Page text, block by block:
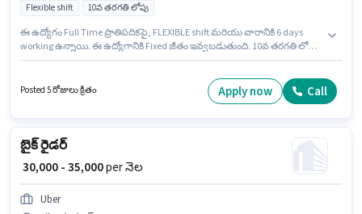
Flexible shift 10వ తరగతి లోపు
ఈ ఉద్యోగం Full Time ప్రాతిపదికపై, FLEXIBLE shift మరియు వారానికి 6 days
working ఉన్నాయి. ఈ ఉద్యోగానికి Fixed జీతం ఇవ్వబడుతుంది. 10వ తరగతి లోపు
₹35000 వరకు సంపాదించవచ్చు. Uber డ్రైవర్ విభాగంలో బైక్ రైడర్ ఉద్యోగానికి
Posted 5 రోజులు క్రితం Apply now Call
బైక్ రైడర్
₹ 30,000 - 35,000per నెల
Uber